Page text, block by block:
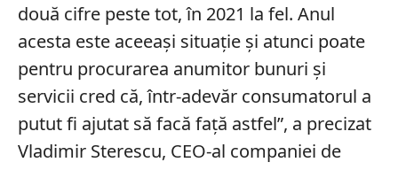
două cifre peste tot, în 2021 la fel. Anul
acesta este aceeași situație și atunci poate
pentru procurarea anumitor bunuri și
servicii cred că, într-adevăr consumatorul a
putut fi ajutat să facă față astfel”, a precizat
Vladimir Sterescu, CEO-al companiei de